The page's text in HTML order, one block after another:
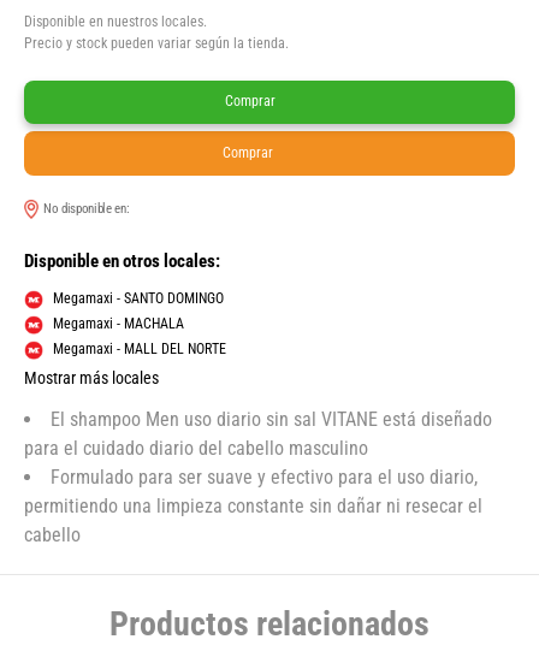
Disponible en nuestros locales.
Precio y stock pueden variar según la tienda.
Comprar
Comprar
No disponible en:
Disponible en otros locales:
Megamaxi - SANTO DOMINGO
Megamaxi - MACHALA
Megamaxi - MALL DEL NORTE
Mostrar más locales
El shampoo Men uso diario sin sal VITANE está diseñado
para el cuidado diario del cabello masculino
Formulado para ser suave y efectivo para el uso diario,
permitiendo una limpieza constante sin dañar ni resecar el
cabello
Productos relacionados